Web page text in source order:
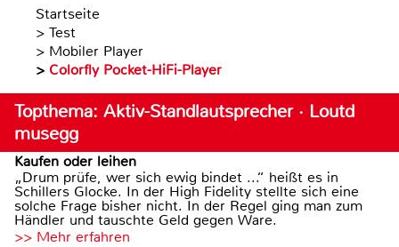
Startseite
> Test
> Mobiler Player
> Colorfly Pocket-HiFi-Player
Topthema: Aktiv-Standlautsprecher · Loutd
musegg
Kaufen oder leihen
„Drum prüfe, wer sich ewig bindet ...“ heißt es in
Schillers Glocke. In der High Fidelity stellte sich eine
solche Frage bisher nicht. In der Regel ging man zum
Händler und tauschte Geld gegen Ware.
>> Mehr erfahren